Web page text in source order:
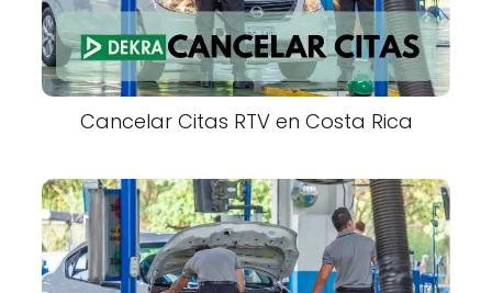
Cancelar Citas RTV en Costa Rica